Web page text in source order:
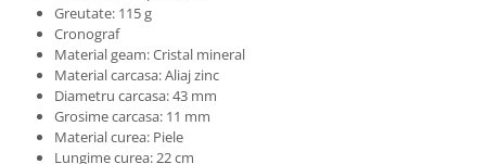
Greutate: 115 g
Cronograf
Material geam: Cristal mineral
Material carcasa: Aliaj zinc
Diametru carcasa: 43 mm
Grosime carcasa: 11 mm
Material curea: Piele
Lungime curea: 22 cm